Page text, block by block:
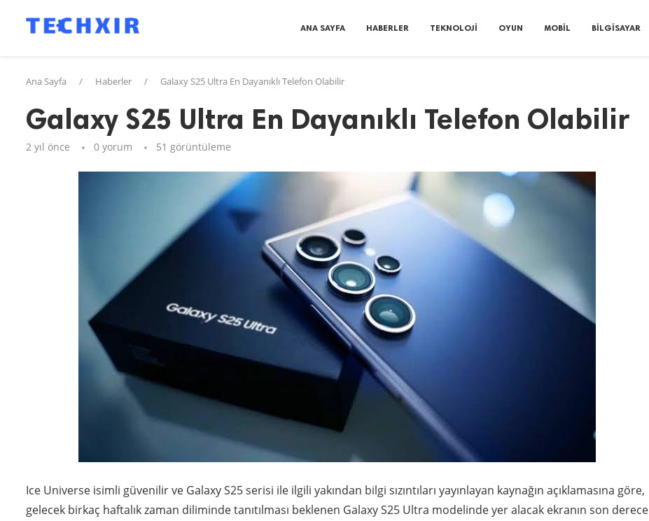
ANA SAYFA HABERLER TEKNOLOJI OYUN MOBIL BILGISAYAR
Ana Sayfa / Haberler / Galaxy S25 Ultra En Dayanıklı Telefon Olabilir
Galaxy S25 Ultra En Dayanıklı Telefon Olabilir
2 yıl önce 0 yorum 51 görüntüleme
Ice Universe isimli güvenilir ve Galaxy S25 serisi ile ilgili yakından bilgi sızıntıları yayınlayan kaynağın açıklamasına göre,
gelecek birkaç haftalık zaman diliminde tanıtılması beklenen Galaxy S25 Ultra modelinde yer alacak ekranın son derece